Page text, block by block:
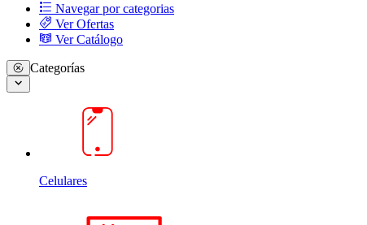
Navegar por categorias
Ver Ofertas
Ver Catálogo
Categorías
Celulares